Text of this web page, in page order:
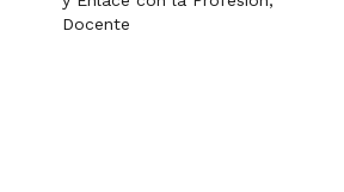
Docente